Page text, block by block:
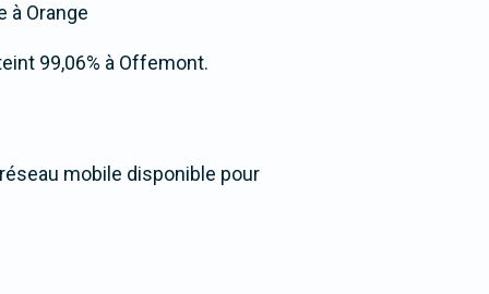
à Orange
99,06% à Offemont.
mobile disponible pour